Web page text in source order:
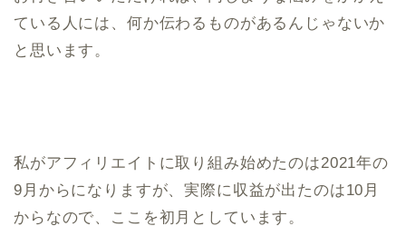
ている人には、何か伝わるものがあるんじゃないか
と思います。
私がアフィリエイトに取り組み始めたのは2021年の
9月からになりますが、実際に収益が出たのは10月
からなので、ここを初月としています。